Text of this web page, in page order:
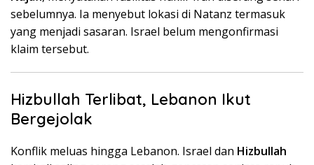
sebelumnya. Ia menyebut lokasi di Natanz termasuk
yang menjadi sasaran. Israel belum mengonfirmasi
klaim tersebut.
Hizbullah Terlibat, Lebanon Ikut
Bergejolak
Konflik meluas hingga Lebanon. Israel dan Hizbullah